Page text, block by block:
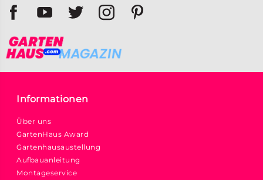
Informationen
Über uns
GartenHaus Award
Gartenhausaustellung
Aufbauanleitung
Montageservice